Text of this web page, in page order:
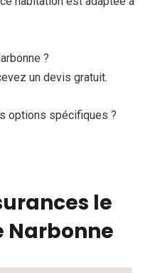
?
un devis gratuit.
options spécifiques ?
le
Narbonne